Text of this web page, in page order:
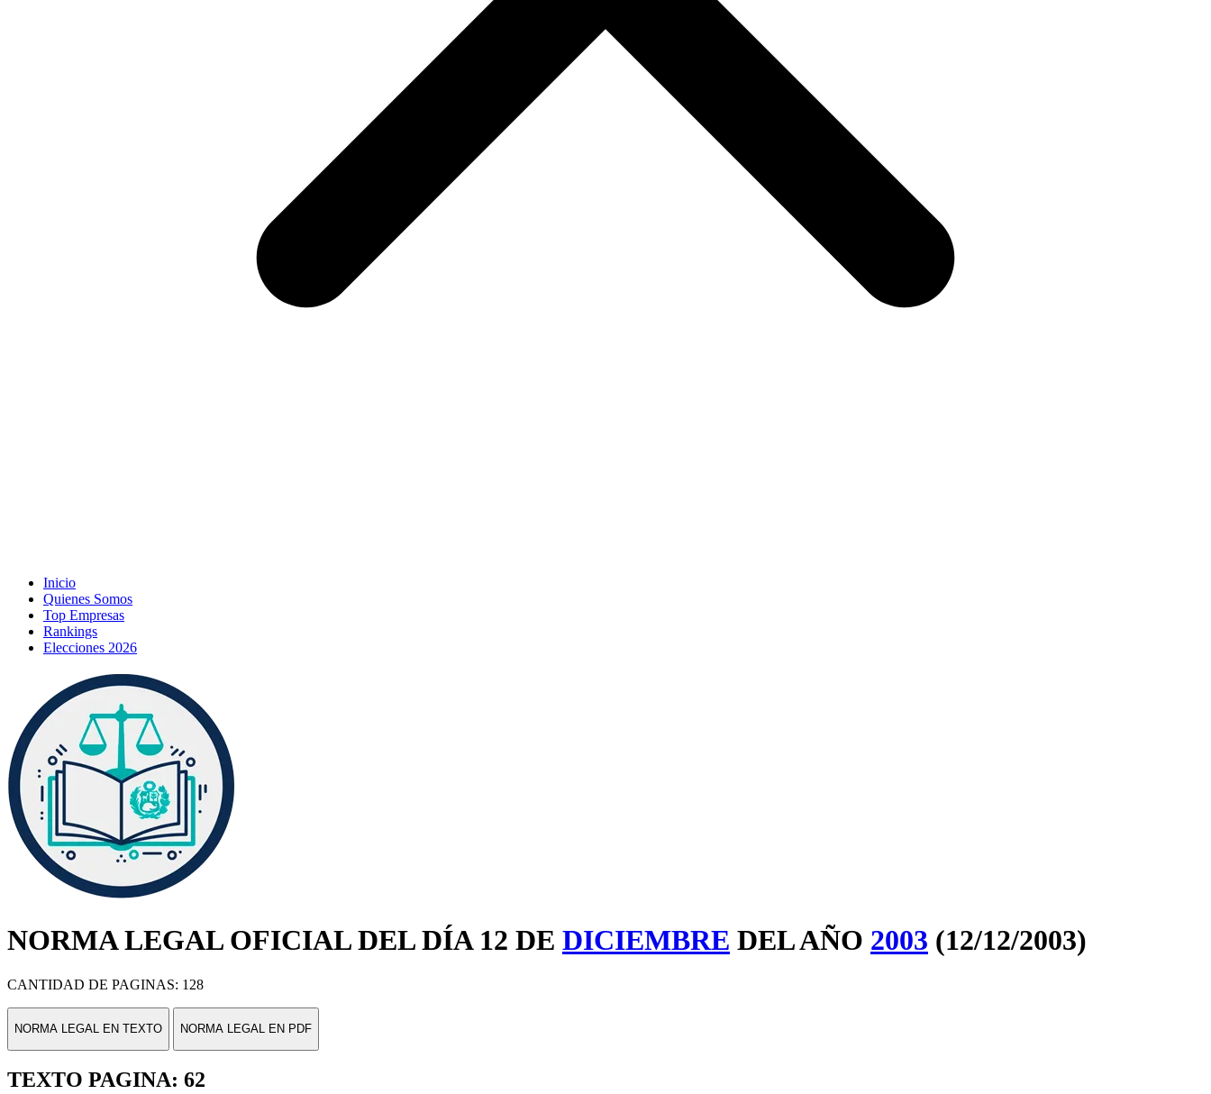
Inicio
Quienes Somos
Top Empresas
Rankings
Elecciones 2026
NORMA LEGAL OFICIAL DEL DÍA 12 DE DICIEMBRE DEL AÑO 2003 (12/12/2003)
CANTIDAD DE PAGINAS: 128
NORMA LEGAL EN TEXTO NORMA LEGAL EN PDF
TEXTO PAGINA: 62